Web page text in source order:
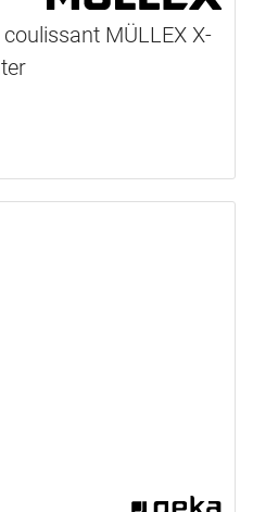
MÜLLEX X-